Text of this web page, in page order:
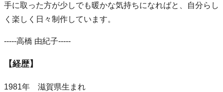
手に取った方が少しでも暖かな気持ちになればと、自分らし
く楽しく日々制作しています。
-----高橋 由紀子-----
【経歴】
1981年 滋賀県生まれ